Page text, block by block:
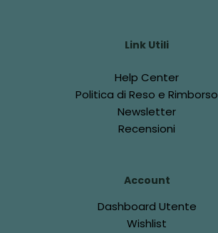
Link Utili
Help Center
Politica di Reso e Rimborso
Newsletter
Recensioni
Account
Dashboard Utente
Wishlist